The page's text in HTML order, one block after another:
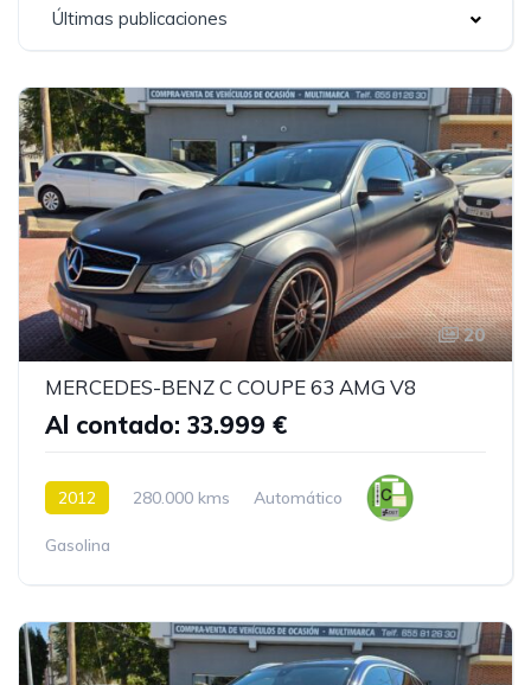
Últimas publicaciones
20
MERCEDES-BENZ C COUPE 63 AMG V8
Al contado: 33.999 €
2012 280.000 kms Automático
Gasolina